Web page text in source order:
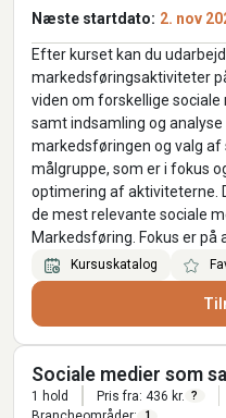
Næste startdato: 2. nov
Efter kurset kan du
markedsføringsaktiviteter
viden om forskellige
samt indsamling og
markedsføringen og valg
målgruppe, som er i fokus
optimering af aktiviteterne.
de mest relevante sociale
Markedsføring. Fokus er
Kursuskatalog
Sociale medier som
1 hold Pris fra: 436 kr. ?
1